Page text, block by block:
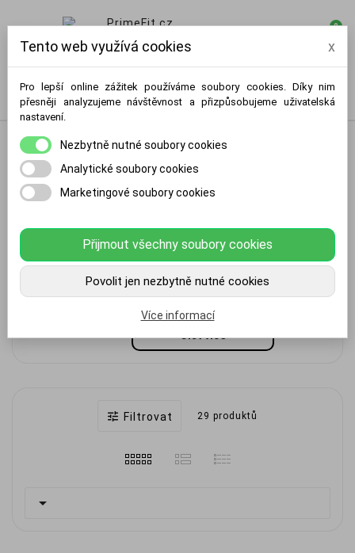
0
Boxerské a MMA rukavice
Poskytují ochranu nejen vašim rukám, ale i
soupeři a umožňují vám trénovat tvrdě, ale
Proč jsou kvalitní rukavice důležité?
Ochrana kloubů a zápěstí
–
úderů a technik.
Delší výdrž
– kvalitní materiály a šití
Číst více
 Filtrovat 29 produktů

Tento web využívá cookies x
Pro lepší online zážitek používáme soubory cookies. Díky nim
přesněji analyzujeme návštěvnost a přizpůsobujeme uživatelská
nastavení.
Nezbytně nutné soubory cookies
Analytické soubory cookies
Marketingové soubory cookies
Přijmout všechny soubory cookies
Povolit jen nezbytně nutné cookies
Více informací